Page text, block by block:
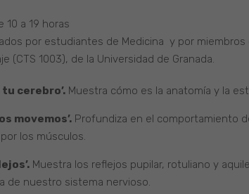
10 a 19 horas
por estudiantes de Medicina y por
(CTS 1003), de la Universidad de Granada.
tu cerebro’. Muestra cómo es la anatomía y la
movemos’. Profundiza en el comportamiento
los músculos.
Muestra los reflejos pupilar, rotuliano y
de nuestro sistema nervioso.